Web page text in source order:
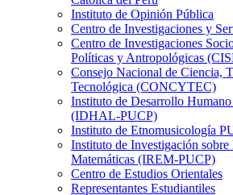
Instituto de Opinión Pública
Centro de Investigaciones y
Centro de Investigaciones
Políticas y Antropológicas
Consejo Nacional de Ciencia,
Tecnológica (CONCYTEC)
Instituto de Desarrollo
(IDHAL-PUCP)
Instituto de Etnomusicología
Instituto de Investigación sobre
Matemáticas (IREM-PUCP)
Centro de Estudios Orientales
Representantes Estudiantiles